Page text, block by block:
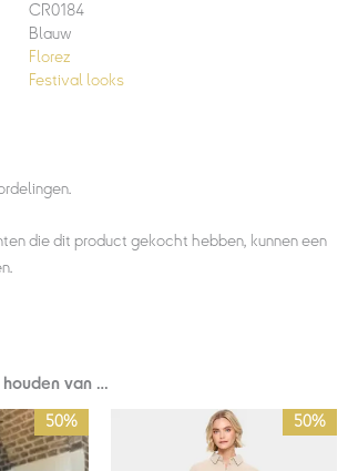
CR0184
Blauw
Florez
Festival looks
die dit product gekocht hebben, kunnen een
houden van …
50% 50%
Oorspronkelijke
prijs
was:
Huidige
prijs
is: